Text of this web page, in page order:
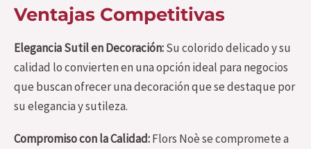
Ventajas Competitivas
Elegancia Sutil en Decoración:Su colorido delicado y su
calidad lo convierten en una opción ideal para negocios
que buscan ofrecer una decoración que se destaque por
su elegancia y sutileza.
Compromiso con la Calidad:Flors Noè se compromete a